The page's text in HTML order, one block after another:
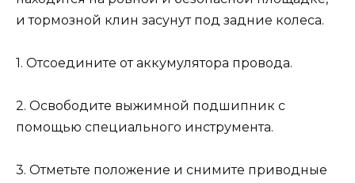
и тормозной клин засунут под задние колеса.
1. Отсоедините от аккумулятора провода.
2. Освободите выжимной подшипник с
помощью специального инструмента.
3. Отметьте положение и снимите приводные